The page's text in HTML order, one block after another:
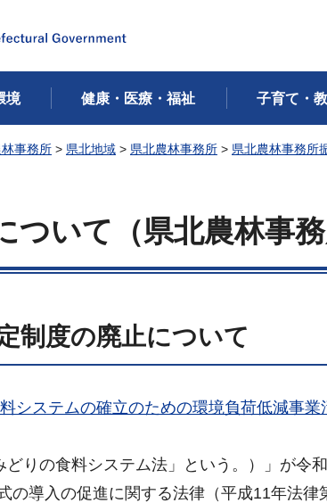
境 健康・医療・福祉 子育て・
林事務所 > 県北地域 > 県北農林事務所 > 県北農林事務所
いて（県北農林事務
制度の廃止について
システムの確立のための環境負荷低減事
どりの食料システム法」という。）」が令
の導入の促進に関する法律（平成11年法